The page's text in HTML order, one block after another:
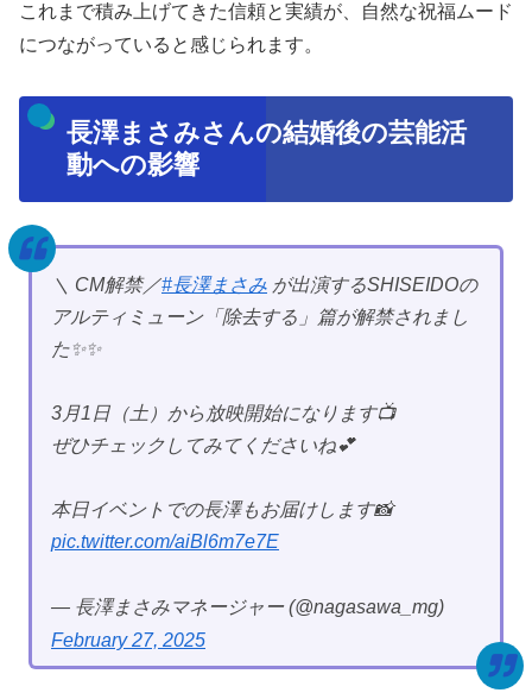
これまで積み上げてきた信頼と実績が、自然な祝福ムード
につながっていると感じられます。
長澤まさみさんの結婚後の芸能活
動への影響
＼ CM解禁／#長澤まさみ が出演するSHISEIDOの
アルティミューン「除去する」篇が解禁されまし
た✨✨
3月1日（土）から放映開始になります📺
ぜひチェックしてみてくださいね💕
本日イベントでの長澤もお届けします📸
pic.twitter.com/aiBl6m7e7E
— 長澤まさみマネージャー (@nagasawa_mg)
February 27, 2025